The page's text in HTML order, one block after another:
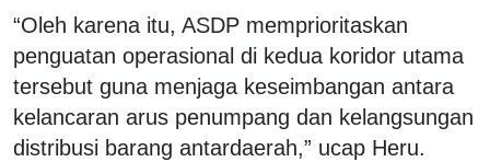
“Oleh karena itu, ASDP memprioritaskan
penguatan operasional di kedua koridor utama
tersebut guna menjaga keseimbangan antara
kelancaran arus penumpang dan kelangsungan
distribusi barang antardaerah,” ucap Heru.